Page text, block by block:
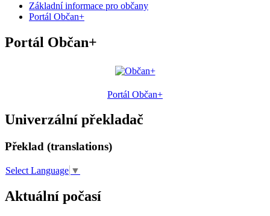
Základní informace pro občany
Portál Občan+
Portál Občan+
Portál Občan+
Univerzální překladač
Překlad (translations)
Select Language ▼
Aktuální počasí